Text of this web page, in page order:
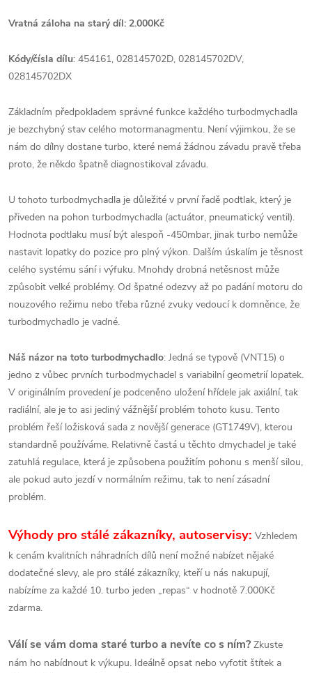
Vratná záloha na starý díl: 2.000Kč
Kódy/čísla dílu: 454161, 028145702D, 028145702DV,
028145702DX
Základním předpokladem správné funkce každého turbodmychadla
je bezchybný stav celého motormanagmentu. Není výjimkou, že se
nám do dílny dostane turbo, které nemá žádnou závadu pravě třeba
proto, že někdo špatně diagnostikoval závadu.
U tohoto turbodmychadla je důležité v první řadě podtlak, který je
přiveden na pohon turbodmychadla (actuátor, pneumatický ventil).
Hodnota podtlaku musí být alespoň -450mbar, jinak turbo nemůže
nastavit lopatky do pozice pro plný výkon. Dalším úskalím je těsnost
celého systému sání i výfuku. Mnohdy drobná netěsnost může
způsobit velké problémy. Od špatné odezvy až po padání motoru do
nouzového režimu nebo třeba různé zvuky vedoucí k domněnce, že
turbodmychadlo je vadné.
Náš názor na toto turbodmychadlo: Jedná se typově (VNT15) o
jedno z vůbec prvních turbodmychadel s variabilní geometrií lopatek.
V originálním provedení je podceněno uložení hřídele jak axiální, tak
radiální, ale je to asi jediný vážnější problém tohoto kusu. Tento
problém řeší ložisková sada z novější generace (GT1749V), kterou
standardně používáme. Relativně častá u těchto dmychadel je také
zatuhlá regulace, která je způsobena použitím pohonu s menší silou,
ale pokud auto jezdí v normálním režimu, tak to není zásadní
problém.
Výhody pro stálé zákazníky, autoservisy: Vzhledem
k cenám kvalitních náhradních dílů není možné nabízet nějaké
dodatečné slevy, ale pro stálé zákazníky, kteří u nás nakupují,
nabízíme za každé 10. turbo jeden „repas“ v hodnotě 7.000Kč
zdarma.
Válí se vám doma staré turbo a nevíte co s ním? Zkuste
nám ho nabídnout k výkupu. Ideálně opsat nebo vyfotit štítek a